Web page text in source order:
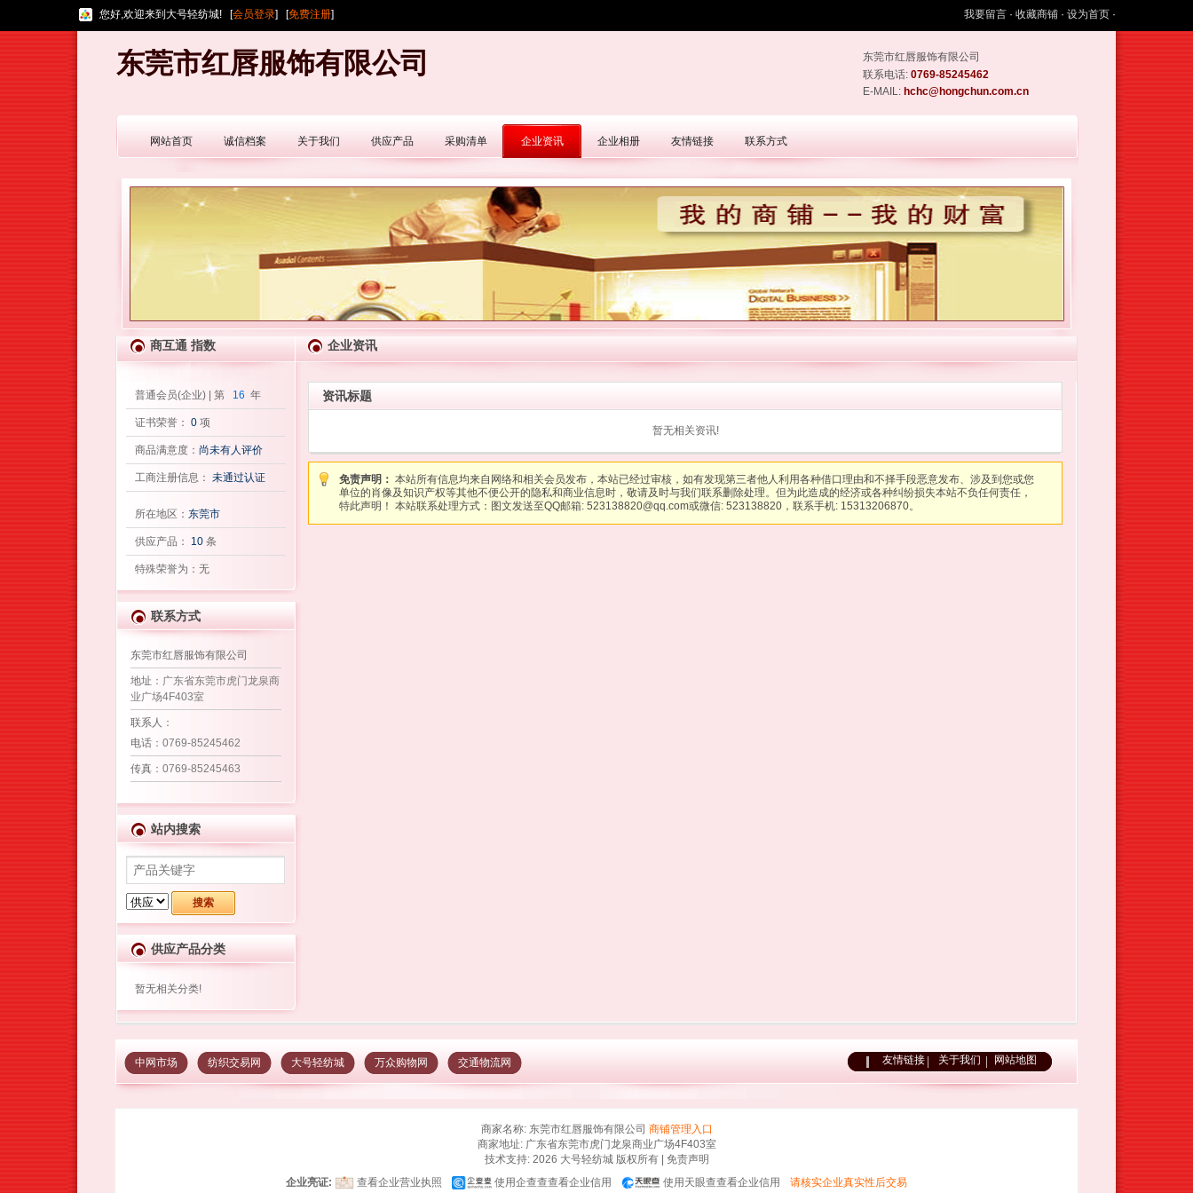
您好,欢迎来到大号轻纺城! [会员登录] [免费注册] 我要留言 · 收藏商铺 · 设为首页 ·
东莞市红唇服饰有限公司
东莞市红唇服饰有限公司
联系电话: 0769-85245462
E-MAIL: hchc@hongchun.com.cn
网站首页 诚信档案 关于我们 供应产品 采购清单 企业资讯 企业相册 友情链接 联系方式
商互通 指数 企业资讯
普通会员(企业) | 第 16 年
证书荣誉： 0 项
商品满意度： 尚未有人评价
工商注册信息： 未通过认证
所在地区： 东莞市
供应产品： 10 条
特殊荣誉为：无
联系方式
东莞市红唇服饰有限公司
地址 ：广东省东莞市虎门龙泉商
业广场4F403室
联系人 ：
电话 ：0769-85245462
传真 ：0769-85245463
站内搜索
供应产品分类
暂无相关分类!
资讯标题
暂无相关资讯!
免责声明： 本站所有信息均来自网络和相关会员发布，本站已经过审核，如有发现第三者他人利用各种借口理由和不择手段恶意发布、涉及到您或您
单位的肖像及知识产权等其他不便公开的隐私和商业信息时，敬请及时与我们联系删除处理。但为此造成的经济或各种纠纷损失本站不负任何责任，
特此声明！ 本站联系处理方式：图文发送至QQ邮箱: 523138820@qq.com或微信: 523138820，联系手机: 15313206870。
中网市场 纺织交易网 大号轻纺城 万众购物网 交通物流网 友情链接 关于我们 网站地图
商家名称: 东莞市红唇服饰有限公司 商铺管理入口
商家地址: 广东省东莞市虎门龙泉商业广场4F403室
技术支持: 2026 大号轻纺城版权所有 | 免责声明
企业亮证:
查看企业营业执照 使用企查查查看企业信用 使用天眼查查看企业信用 请核实企业真实性后交易